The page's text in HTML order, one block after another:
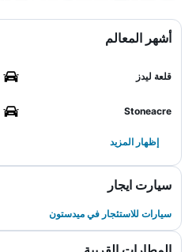
أشهر المعالم
قلعة ليدز
Stoneacre
إظهار المزيد
سيارت ايجار
سيارات للاستئجار في ميدستون